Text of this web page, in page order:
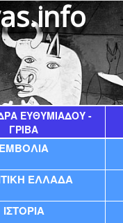
ΕΥΘΥΜΙΆΔΟΥ -
ΓΡΊΒΑ
ΕΜΒΟΛΙΑ
ΕΛΛΑΔΑ
ΙΣΤΟΡΙΑ